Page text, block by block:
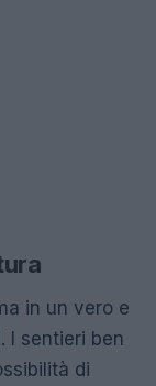
in un vero e
I sentieri ben
di